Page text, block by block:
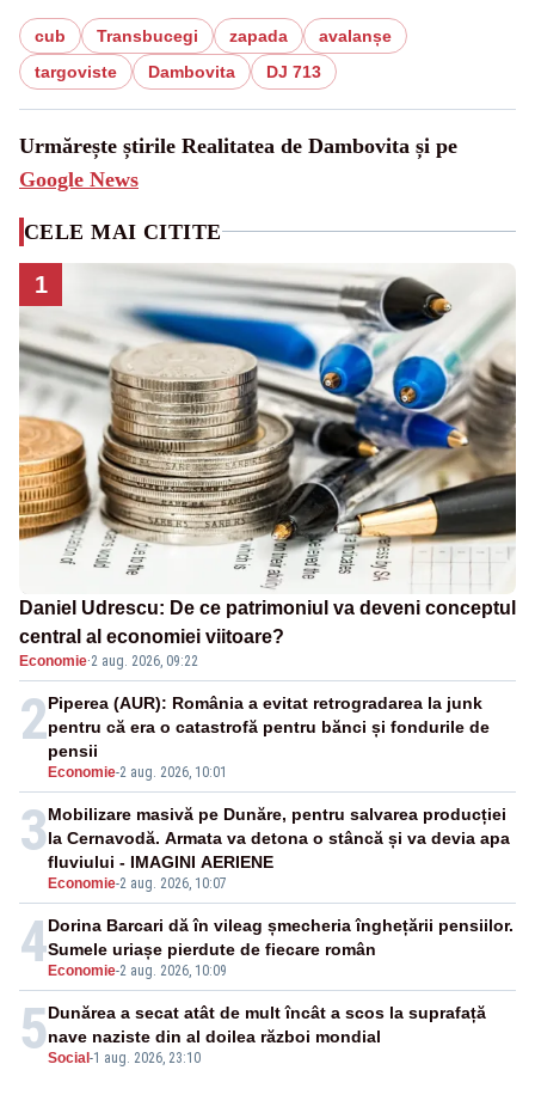
cub Transbucegi zapada
avalanșe
targoviste
Dambovita DJ 713
Urmărește știrile Realitatea de Dambovita și pe
Google News
CELE MAI CITITE
1
Daniel Udrescu: De ce patrimoniul va deveni conceptul
central al economiei viitoare?
Economie·2 aug. 2026, 09:22
2
Economie-2 aug. 2026, 10:01
Piperea (AUR): România a evitat retrogradarea la junk
pentru că era o catastrofă pentru bănci și fondurile de
pensii
3
Economie-2 aug. 2026, 10:07
Mobilizare masivă pe Dunăre, pentru salvarea producției
la Cernavodă. Armata va detona o stâncă și va devia apa
fluviului - IMAGINI AERIENE
4 Economie-2 aug. 2026, 10:09
Dorina Barcari dă în vileag șmecheria înghețării pensiilor.
Sumele uriașe pierdute de fiecare român
5Social -1 aug. 2026, 23:10
Dunărea a secat atât de mult încât a scos la suprafață
nave naziste din al doilea război mondial